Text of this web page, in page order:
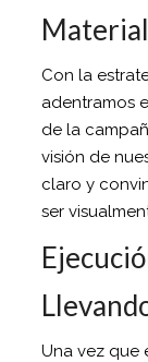
Con la
adentramos
de la
visión de
claro y
ser
Una vez que